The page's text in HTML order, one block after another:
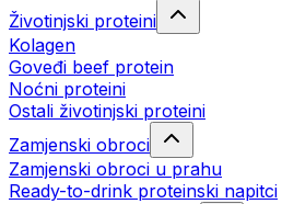
Životinjski proteini
Kolagen
Goveđi beef protein
Noćni proteini
Ostali životinjski proteini
Zamjenski obroci
Zamjenski obroci u prahu
Ready-to-drink proteinski napitci